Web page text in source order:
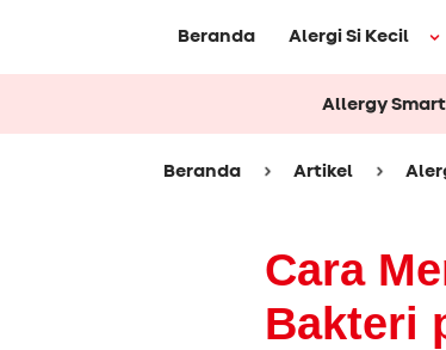
Beranda Alergi Si Kecil
Allergy
Beranda Artikel
Cara
Bakteri